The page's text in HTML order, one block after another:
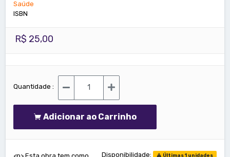
Saúde
ISBN
R$ 25,00
Quantidade :
Adicionar ao Carrinho
Disponibilidade: Últimas 1 unidades